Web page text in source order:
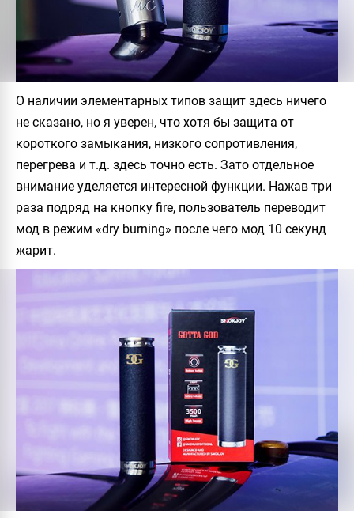
О наличии элементарных типов защит здесь ничего
не сказано, но я уверен, что хотя бы защита от
короткого замыкания, низкого сопротивления,
перегрева и т.д. здесь точно есть. Зато отдельное
внимание уделяется интересной функции. Нажав три
раза подряд на кнопку fire, пользователь переводит
мод в режим «dry burning» после чего мод 10 секунд
жарит.